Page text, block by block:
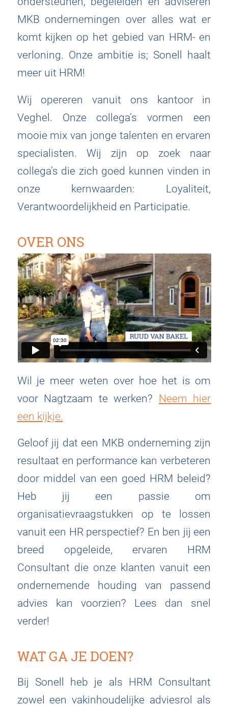
MKB ondernemingen over alles wat er
komt kijken op het gebied van HRM- en
verloning. Onze ambitie is; Sonell haalt
meer uit HRM!
Wij opereren vanuit ons kantoor in
Veghel. Onze collega’s vormen een
mooie mix van jonge talenten en ervaren
specialisten. Wij zijn op zoek naar
collega’s die zich goed kunnen vinden in
onze kernwaarden: Loyaliteit,
Verantwoordelijkheid en Participatie.
OVER ONS
Wil je meer weten over hoe het is om
voor Nagtzaam te werken? Neem hier
een kijkje.
Geloof jij dat een MKB onderneming zijn
resultaat en performance kan verbeteren
door middel van een goed HRM beleid?
Heb jij een passie om
organisatievraagstukken op te lossen
vanuit een HR perspectief? En ben jij een
breed opgeleide, ervaren HRM
Consultant die onze klanten vanuit een
ondernemende houding van passend
advies kan voorzien? Lees dan snel
verder!
WAT GA JE DOEN?
Bij Sonell heb je als HRM Consultant
zowel een vakinhoudelijke adviesrol als